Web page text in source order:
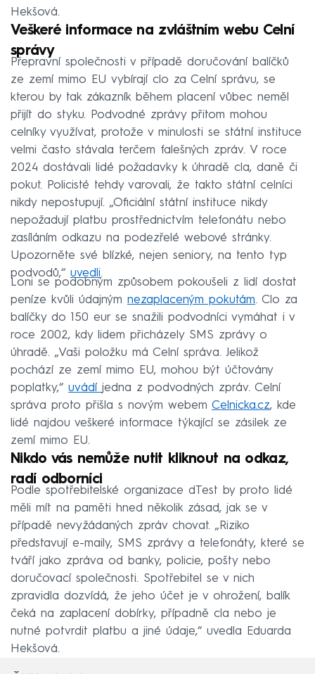
Hekšová.
Veškeré informace na zvláštním webu Celní
správy
Přepravní společnosti v případě doručování balíčků
ze zemí mimo EU vybírají clo za Celní správu, se
kterou by tak zákazník během placení vůbec neměl
přijít do styku. Podvodné zprávy přitom mohou
celníky využívat, protože v minulosti se státní instituce
velmi často stávala terčem falešných zpráv. V roce
2024 dostávali lidé požadavky k úhradě cla, daně či
pokut. Policisté tehdy varovali, že takto státní celníci
nikdy nepostupují. „Oficiální státní instituce nikdy
nepožadují platbu prostřednictvím telefonátu nebo
zasíláním odkazu na podezřelé webové stránky.
Upozorněte své blízké, nejen seniory, na tento typ
podvodů,“ uvedli.
Loni se podobným způsobem pokoušeli z lidí dostat
peníze kvůli údajným nezaplaceným pokutám. Clo za
balíčky do 150 eur se snažili podvodníci vymáhat i v
roce 2002, kdy lidem přicházely SMS zprávy o
úhradě. „Vaši položku má Celní správa. Jelikož
pochází ze zemí mimo EU, mohou být účtovány
poplatky,“ uvádí jedna z podvodných zpráv. Celní
správa proto přišla s novým webem Celnicka.cz, kde
lidé najdou veškeré informace týkající se zásilek ze
zemí mimo EU.
Nikdo vás nemůže nutit kliknout na odkaz,
radí odborníci
Podle spotřebitelské organizace dTest by proto lidé
měli mít na paměti hned několik zásad, jak se v
případě nevyžádaných zpráv chovat. „Riziko
představují e-maily, SMS zprávy a telefonáty, které se
tváří jako zpráva od banky, policie, pošty nebo
doručovací společnosti. Spotřebitel se v nich
zpravidla dozvídá, že jeho účet je v ohrožení, balík
čeká na zaplacení dobírky, případně cla nebo je
nutné potvrdit platbu a jiné údaje,“ uvedla Eduarda
Hekšová.